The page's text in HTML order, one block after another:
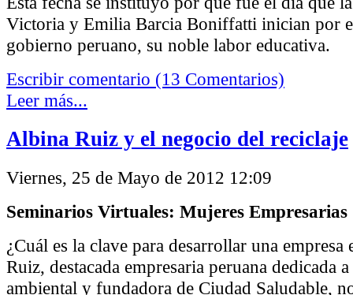
Victoria y Emilia Barcia Boniffatti inician por
gobierno peruano, su noble labor educativa.
Escribir comentario (13 Comentarios)
Leer más...
Albina Ruiz y el negocio del reciclaje
Viernes, 25 de Mayo de 2012 12:09
Seminarios Virtuales: Mujeres Empresarias
¿Cuál es la clave para desarrollar una
Ruiz, destacada empresaria peruana dedicada
ambiental y fundadora de Ciudad Saludable,